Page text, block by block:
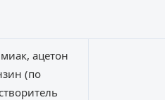
ацетон
(по